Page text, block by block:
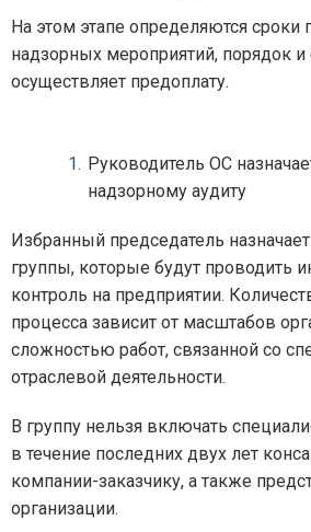
На этом этапе определяются сроки
надзорных мероприятий, порядок и
осуществляет предоплату.
Руководитель ОС
надзорному аудиту
Избранный председатель
группы, которые будут проводить
контроль на предприятии.
процесса зависит от масштабов
сложностью работ, связанной со
отраслевой деятельности.
В группу нельзя включать
в течение последних двух лет
компании-заказчику, а также
организации.